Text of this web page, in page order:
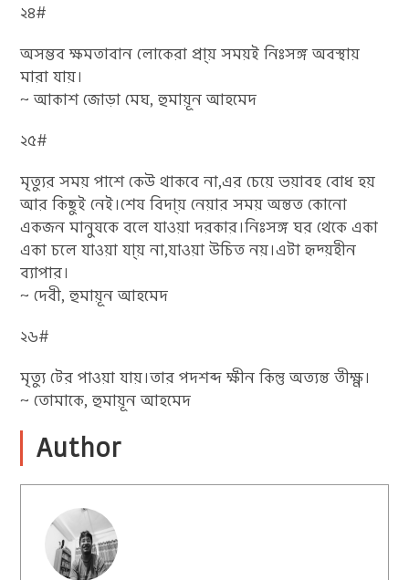
২৪#
অসম্ভব ক্ষমতাবান লোকেরা প্রা্য় সময়ই নিঃসঙ্গ অবস্থায়
মারা যায়।
~ আকাশ জোড়া মেঘ, হুমায়ূন আহমেদ
২৫#
মৃত্যুর সময় পাশে কেউ থাকবে না,এর চেয়ে ভয়াবহ বোধ হয়
আর কিছুই নেই।শেষ বিদা্য় নেয়ার সময় অন্তত কোনো
একজন মানুষকে বলে যাওয়া দরকার।নিঃসঙ্গ ঘর থেকে একা
একা চলে যাওয়া যা্য় না,যাওয়া উচিত নয়।এটা হৃদ্য়হীন
ব্যাপার।
~ দেবী, হুমায়ূন আহমেদ
২৬#
মৃত্যু টের পাওয়া যায়।তার পদশব্দ ক্ষীন কিন্তু অত্যন্ত তীক্ষ্ণ।
~ তোমাকে, হুমায়ূন আহমেদ
Author